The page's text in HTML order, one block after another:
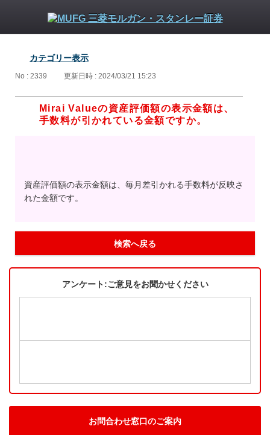
カテゴリー表示
No : 2339 更新日時 : 2024/03/21 15:23
Mirai Valueの資産評価額の表示金額は、
手数料が引かれている金額ですか。
資産評価額の表示金額は、毎月差引かれる手数料が反映さ
れた金額です。
検索へ戻る
アンケート:ご意見をお聞かせください
お問合わせ窓口のご案内